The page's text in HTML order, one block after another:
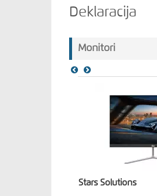
Deklaracija
Monitori
Stars Solutions